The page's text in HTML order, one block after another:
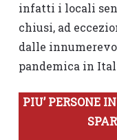
infatti i locali
chiusi, ad
dalle
pandemica in
PIU’ PERSONE